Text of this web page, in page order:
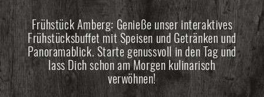
Frühstück Amberg: Genieße unser interaktives
Frühstücksbuffet mit Speisen und Getränken und
Panoramablick. Starte genussvoll in den Tag und
lass Dich schon am Morgen kulinarisch
verwöhnen!